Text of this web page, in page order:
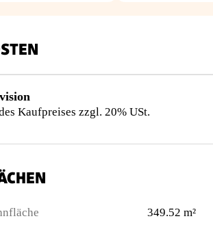
Kaufpreises zzgl. 20% USt.
349.52 m²